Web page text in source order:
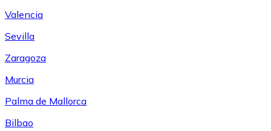
Valencia
Sevilla
Zaragoza
Murcia
Palma de Mallorca
Bilbao